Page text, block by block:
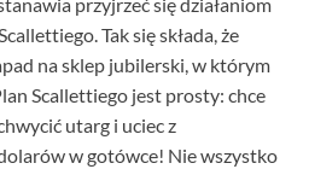
przyjrzeć się działaniom
Tak się składa, że
na sklep jubilerski, w którym
Scallettiego jest prosty: chce
utarg i uciec z
w gotówce! Nie wszystko